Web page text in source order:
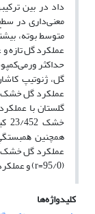
داد در بین
معنی‌داری در
متوسط بوته،
عملکرد گل تازه
حداکثر
همچنین
ﻋﻤﻠﻜﺮد گل خشک
(95/0=r) و عملکرد تازه گل (96/0=r) داشت.
کلیدواژه‌ها